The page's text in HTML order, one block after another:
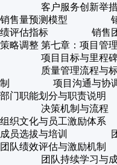
客户服务创新举
销售量预测模型
绩评估指标 销售
策略调整 第七章：项目
项目目标与里程
质量管理流程与
制 项目沟通与
部门职能划分与职责
决策机制与流
组织文化与员工激励
成员选拔与培训
团队绩效评估与激励
团队持续学习与成